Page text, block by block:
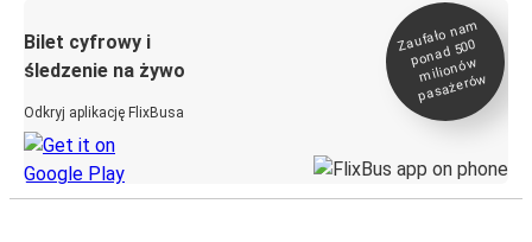
Bilet cyfrowy i
śledzenie na żywo
Odkryj aplikację FlixBusa
Zaufało na
m
ponad 500
milionó
w
pasażeró
w